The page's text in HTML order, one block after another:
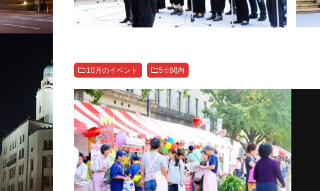
10月のイベント 5☆関内